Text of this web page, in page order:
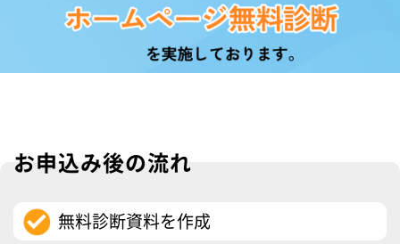
お申込み後の流れ
無料診断資料を作成